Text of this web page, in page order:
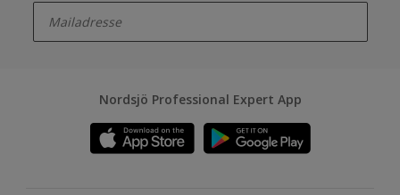
Nordsjö Professional Expert App